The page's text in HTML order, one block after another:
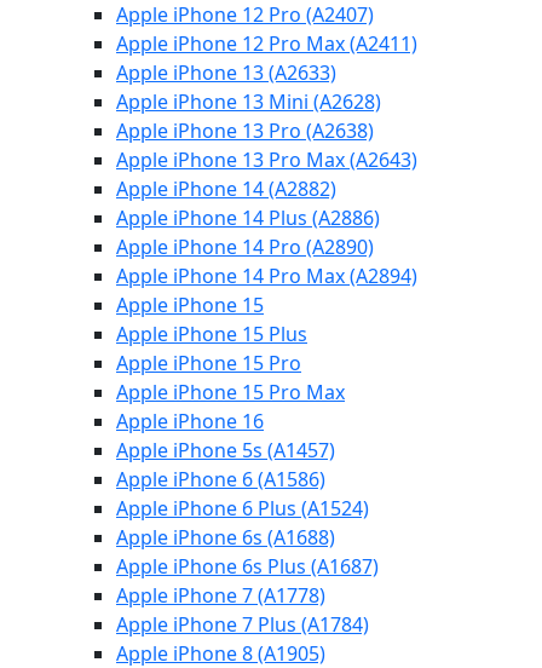
Apple iPhone 12 Pro (A2407)
Apple iPhone 12 Pro Max (A2411)
Apple iPhone 13 (A2633)
Apple iPhone 13 Mini (A2628)
Apple iPhone 13 Pro (A2638)
Apple iPhone 13 Pro Max (A2643)
Apple iPhone 14 (A2882)
Apple iPhone 14 Plus (A2886)
Apple iPhone 14 Pro (A2890)
Apple iPhone 14 Pro Max (A2894)
Apple iPhone 15
Apple iPhone 15 Plus
Apple iPhone 15 Pro
Apple iPhone 15 Pro Max
Apple iPhone 16
Apple iPhone 5s (A1457)
Apple iPhone 6 (A1586)
Apple iPhone 6 Plus (A1524)
Apple iPhone 6s (A1688)
Apple iPhone 6s Plus (A1687)
Apple iPhone 7 (A1778)
Apple iPhone 7 Plus (A1784)
Apple iPhone 8 (A1905)